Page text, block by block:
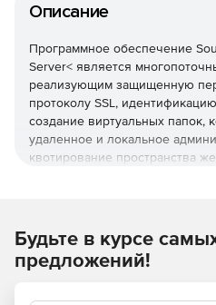
Описание
Программное обеспечение
Server< является
реализующим защищенную
протоколу SSL,
создание виртуальных папок,
удаленное и локальное
квотирование пространства
Будьте в курсе
предложений!